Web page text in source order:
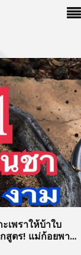
เพราให้บ้าใบ
สูตร! แม่ก้อยพา